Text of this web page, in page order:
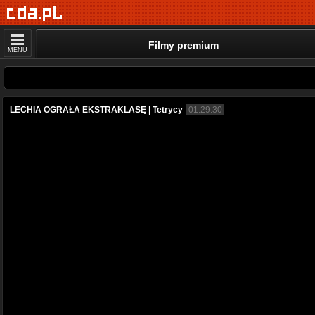
MENU Filmy premium
LECHIA OGRAŁA EKSTRAKLASĘ | Tetrycy 01:29:30